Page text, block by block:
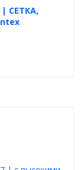
| СЕТКА,